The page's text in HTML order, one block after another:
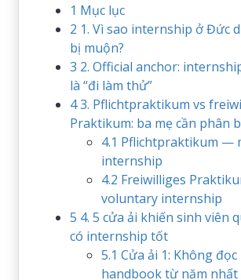
1 Mục lục
2 1. Vì sao internship ở Đức
bị muộn?
3 2. Official anchor:
là “đi làm thử”
43. Pflichtpraktikum vs
Praktikum: ba mẹ cần phân
4.1 Pflichtpraktikum —
internship
4.2 Freiwilliges
voluntary internship
5 4. 5 cửa ải khiến sinh viên
có internship tốt
5.1 Cửa ải 1: Không
handbook từ năm nhất